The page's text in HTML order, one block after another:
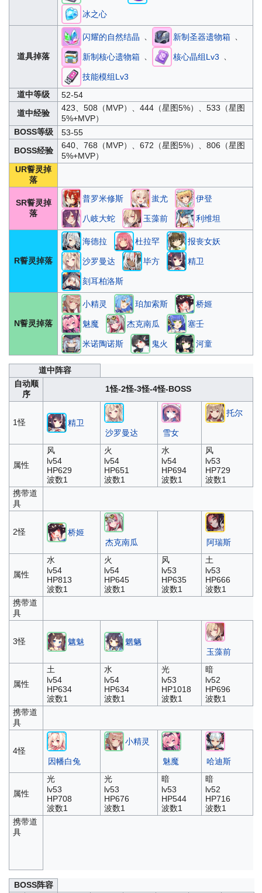
冰之心
道具掉落
闪耀的自然结晶 新制圣器遗物箱
新制核心遗物箱 核心晶组Lv3
技能模组Lv3
道中等级
52-54
道中经验
423、508（MVP）、444（星图5%）、533（星图
5%+MVP）
BOSS等级
53-55
BOSS经验
640、768（MVP）、672（星图5%）、806（星图
5%+MVP）
UR誓灵掉
落
SR誓灵掉
落
普罗米修斯 蚩尤 伊登
八岐大蛇 玉藻前 利维坦
R誓灵掉落
海德拉 杜拉罕 报丧女妖
沙罗曼达 毕方 精卫
刻耳柏洛斯
N誓灵掉落
小精灵 珀加索斯 桥姬
魅魔 杰克南瓜 塞壬
米诺陶诺斯 鬼火 河童
道中阵容
自动顺
序
1怪-2怪-3怪-4怪-BOSS
1怪
精卫
沙罗曼达
雪女
托尔
属性
风
lv54
HP629
波数1
火
lv54
HP651
波数1
水
lv54
HP694
波数1
风
lv53
HP729
波数1
携带道
具
2怪
桥姬
杰克南瓜
阿瑞斯
属性
水
lv54
HP813
波数1
火
lv54
HP645
波数1
风
lv53
HP635
波数1
土
lv53
HP666
波数1
携带道
具
3怪 魑魅
魍魉
玉藻前
属性
土
lv54
HP634
波数1
水
lv54
HP634
波数1
光
lv53
HP1018
波数1
暗
lv52
HP696
波数1
携带道
具
4怪
因幡白兔
小精灵
魅魔 哈迪斯
属性
光
lv53
HP708
波数1
光
lv53
HP676
波数1
暗
lv53
HP544
波数1
暗
lv52
HP716
波数1
携带道
具
BOSS阵容